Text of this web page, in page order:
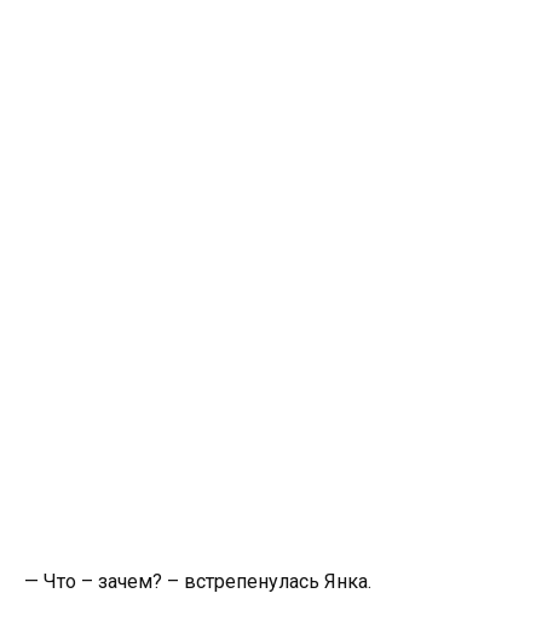
— Что – зачем? – встрепенулась Янка.